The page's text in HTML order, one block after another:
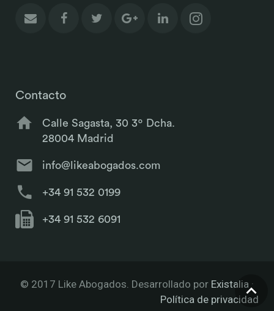
Contacto
Calle Sagasta, 30 3º Dcha.
28004 Madrid
info@likeabogados.com
+34 91 532 0199
+34 91 532 6091
© 2017 Like Abogados. Desarrollado por Existalia ·
Política de privacidad